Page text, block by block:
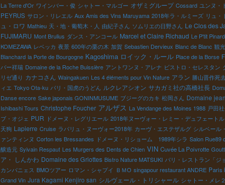
La Terre d'Or ワインバー・俊 シャトー・マルゴー オザミグループ Cossard ユンヌ・
PEYRUS サロン・リレエル Aux Amis des Vins Maruyama 2018年ラ・ルミーズ リュ・
ュ・ロワ Mathieu 天・地・葡萄木・人 由紀子さん ソムリエの日野さん Le Clos des
FUJIMARU Mont Brulius ダンス・アンコール Marcel et Claire Richaud Le P'tit Pinard
KOMEZAWA レベッカ 夜景 600年の栗の木 加賀 Sebastien Dervieux Blanc de Blanc 観光
Blanchard la Porte de Bourgogne Kagoshima ロイック・ルール Place de la Borse
バー祥瑞 Domaine de la Roche Buissière アントワンヌ・アレナ ビストロ・セレスタン
リゼ通り カナコさん Waingakuen Les 4 éléments pour Vin Nature アラン 勝山晋作死
ィエ Tokyo Ota-ku パリ・国虎のうどん ルクレアシオン サカガミ社の高橋社長
Danse encore Sake japonais GONINMUSUME ブジーグのカキ 松岡さん Domaine
Ishibashi Tours Christophe Foucher アルザス La Vendange des Moines 1988 戸田
ブ・オジェ PUR ドメーヌ・レグリエール 2018年ヌーヴォー・レミー・デュフェートル
天狗 Lapierre Cruise ラパリュ・ヌーヴォー2018年 カーヴ・エステザルグ シルベール
ァンティンヌ Corton les Bressandes ドメーヌ・リショーム 1989年シラ Salon Rue89
醸造元 Syivain Respaut Les Murgers des Dents de Chien VIN Cuvée La Poivrotte
ア・ しんかわ Domaine des Griottes Bistro Nature MATSUKI パリ・レストラン「ジ
カンパニェス BMOツアー ロマン・シャプイ ＢＭО singapour restaurant ANDRE Paris
Grand Vin Jura Kagami Kenjiro san シルヴェール・トリシャール シャトー・メレ